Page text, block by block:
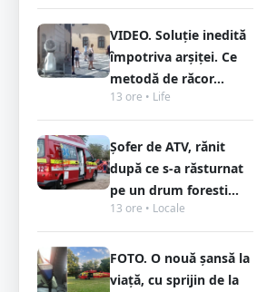
VIDEO. Soluție inedită
împotriva arșiței. Ce
metodă de răcor...
13 ore • Life
Șofer de ATV, rănit
după ce s-a răsturnat
pe un drum foresti...
13 ore • Locale
FOTO. O nouă șansă la
viață, cu sprijin de la